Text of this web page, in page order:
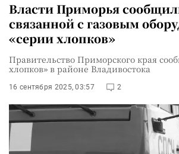
Власти Приморья
связанной с газовым
«серии хлопков»
Правительство Приморского края
хлопков» в районе Владивостока
16 сентября 2025, 03:57 2